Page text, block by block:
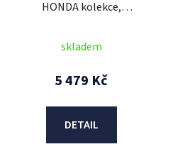
HONDA kolekce,
skladem
5 479 Kč
DETAIL